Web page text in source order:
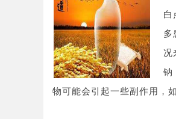
白
多
况
钠
物可能会引起一些副作用，